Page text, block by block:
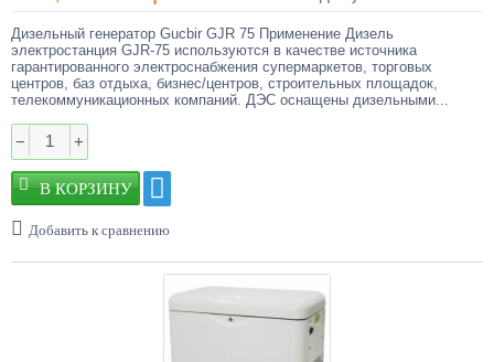
Дизельный генератор Gucbir GJR 75 Применение Дизель
электростанция GJR-75 используются в качестве источника
гарантированного электроснабжения супермаркетов, торговых
центров, баз отдыха, бизнес/центров, строительных площадок,
телекоммуникационных компаний. ДЭС оснащены дизельными...
− +
Добавить к сравнению